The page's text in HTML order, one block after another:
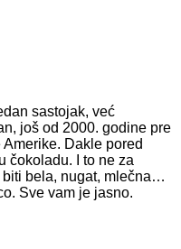
sastojak, već
još od 2000. godine pre
Dakle pored
čokoladu. I to ne za
biti bela, nugat, mlečna…
Sve vam je jasno.